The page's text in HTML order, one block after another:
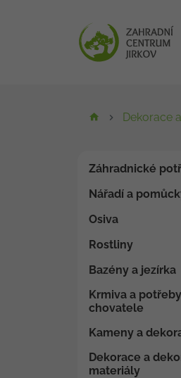
Dekorace
Záhradnické
Nářadí a
Osiva
Rostliny
Bazény a jezírka
Krmiva a
chovatele
Kameny a
Dekorace a
materiály